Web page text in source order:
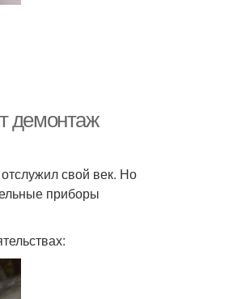
демонтаж
свой век. Но
приборы